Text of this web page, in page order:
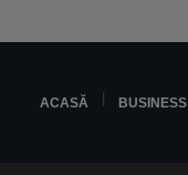
ACASĂ BUSINESS